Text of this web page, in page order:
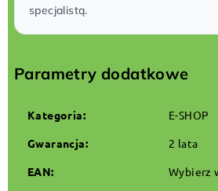
specjalistą.
Parametry dodatkowe
Kategoria:
E-SHOP
Gwarancja:
2 lata
EAN: Wybierz